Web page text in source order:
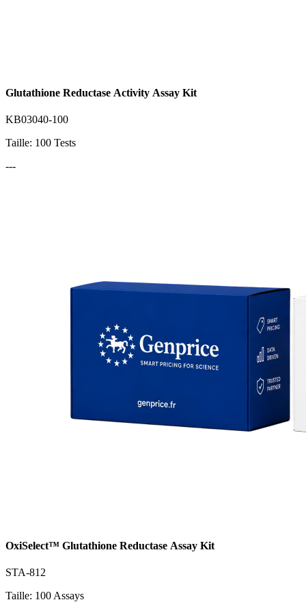
Glutathione Reductase Activity Assay Kit
KB03040-100
Taille: 100 Tests
---
OxiSelect™ Glutathione Reductase Assay Kit
STA-812
Taille: 100 Assays